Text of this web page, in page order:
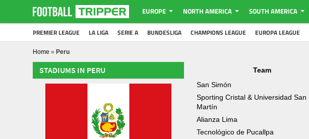
EUROPE NORTH AMERICA SOUTH AMERICA
PREMIER LEAGUE LA LIGA SERIE A BUNDESLIGA CHAMPIONS LEAGUE EUROPA LEAGUE
Home » Peru
STADIUMS IN PERU Team
San Simón
Sporting Cristal & Universidad San
Martín
Alianza Lima
Tecnológico de Pucallpa